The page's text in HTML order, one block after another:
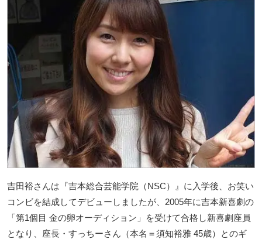
吉田裕さんは『吉本総合芸能学院（NSC）』に入学後、お笑い
コンビを結成してデビューしましたが、2005年に吉本新喜劇の
「第1個目 金の卵オーディション」を受けて合格し新喜劇座員
となり、座長・すっちーさん（本名＝須知裕雅 45歳）とのギ